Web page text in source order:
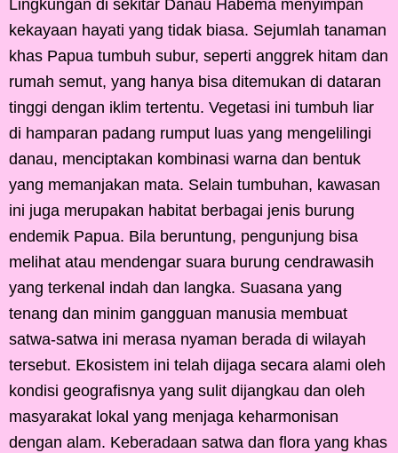
Lingkungan di sekitar Danau Habema menyimpan
kekayaan hayati yang tidak biasa. Sejumlah tanaman
khas Papua tumbuh subur, seperti anggrek hitam dan
rumah semut, yang hanya bisa ditemukan di dataran
tinggi dengan iklim tertentu. Vegetasi ini tumbuh liar
di hamparan padang rumput luas yang mengelilingi
danau, menciptakan kombinasi warna dan bentuk
yang memanjakan mata. Selain tumbuhan, kawasan
ini juga merupakan habitat berbagai jenis burung
endemik Papua. Bila beruntung, pengunjung bisa
melihat atau mendengar suara burung cendrawasih
yang terkenal indah dan langka. Suasana yang
tenang dan minim gangguan manusia membuat
satwa-satwa ini merasa nyaman berada di wilayah
tersebut. Ekosistem ini telah dijaga secara alami oleh
kondisi geografisnya yang sulit dijangkau dan oleh
masyarakat lokal yang menjaga keharmonisan
dengan alam. Keberadaan satwa dan flora yang khas